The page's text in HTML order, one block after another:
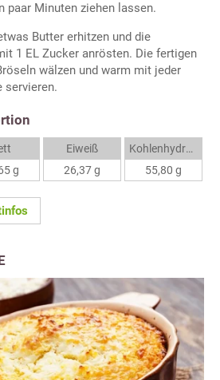
paar Minuten ziehen lassen.
Butter erhitzen und die
1 EL Zucker anrösten. Die fertigen
wälzen und warm mit jeder
servieren.
g
Eiweiß
26,37 g
Kohlenhydrate
55,80 g